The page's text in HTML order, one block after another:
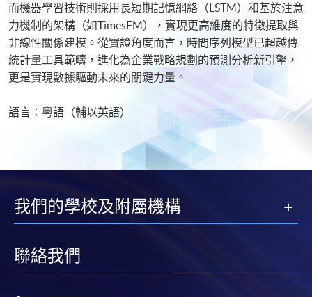
而機器學習技術則採用長短期記憶網絡（LSTM）和基於注意
力機制的架構（如TimesFM），實現更高維度的特徵提取與
非線性關係建模。從實證角度而言，時間序列模型已超越傳
統計量工具範疇，進化為企業戰略規劃的預測分析新引擎，
更是實現數據驅動未來的關鍵力量。
語言：粵語（輔以英語）
我們的學校及附屬機構
聯絡我們